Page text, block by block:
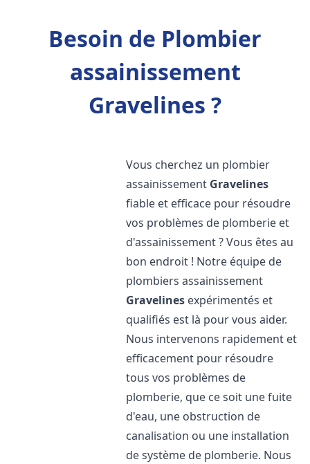
Besoin de Plombier
assainissement
Gravelines ?
Vous cherchez un plombier
assainissement Gravelines
fiable et efficace pour résoudre
vos problèmes de plomberie et
d'assainissement ? Vous êtes au
bon endroit ! Notre équipe de
plombiers assainissement
Gravelines expérimentés et
qualifiés est là pour vous aider.
Nous intervenons rapidement et
efficacement pour résoudre
tous vos problèmes de
plomberie, que ce soit une fuite
d'eau, une obstruction de
canalisation ou une installation
de système de plomberie. Nous